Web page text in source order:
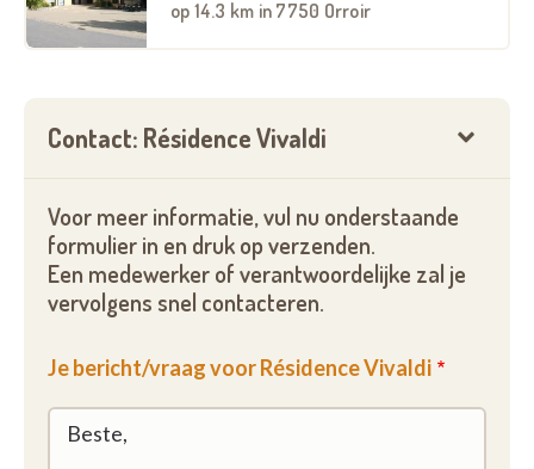
op 14.3 km in 7750 Orroir
Contact: Résidence Vivaldi
Voor meer informatie, vul nu onderstaande
formulier in en druk op verzenden.
Een medewerker of verantwoordelijke zal je
vervolgens snel contacteren.
Je bericht/vraag voor Résidence Vivaldi